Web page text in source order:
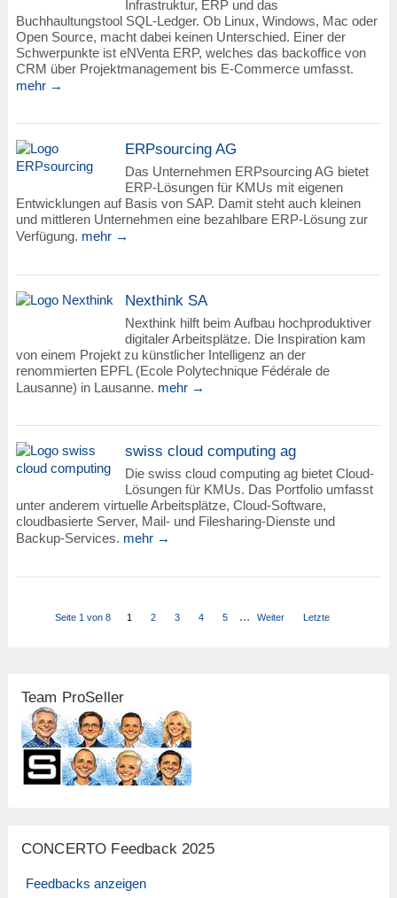
Infrastruktur, ERP und das
Buchhaultungstool SQL-Ledger. Ob Linux, Windows, Mac oder
Open Source, macht dabei keinen Unterschied. Einer der
Schwerpunkte ist eNVenta ERP, welches das backoffice von
CRM über Projektmanagement bis E-Commerce umfasst.
mehr →
ERPsourcing AG
Das Unternehmen ERPsourcing AG bietet
ERP-Lösungen für KMUs mit eigenen
Entwicklungen auf Basis von SAP. Damit steht auch kleinen
und mittleren Unternehmen eine bezahlbare ERP-Lösung zur
Verfügung. mehr →
Nexthink SA
Nexthink hilft beim Aufbau hochproduktiver
digitaler Arbeitsplätze. Die Inspiration kam
von einem Projekt zu künstlicher Intelligenz an der
renommierten EPFL (Ecole Polytechnique Fédérale de
Lausanne) in Lausanne. mehr →
swiss cloud computing ag
Die swiss cloud computing ag bietet Cloud-
Lösungen für KMUs. Das Portfolio umfasst
unter anderem virtuelle Arbeitsplätze, Cloud-Software,
cloudbasierte Server, Mail- und Filesharing-Dienste und
Backup-Services. mehr →
Seite 1 von 8 1 2 3 4 5 ... Weiter Letzte
Team ProSeller
CONCERTO Feedback 2025
Feedbacks anzeigen